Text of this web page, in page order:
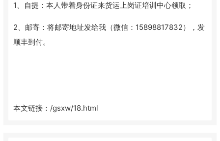
1、自提：本人带着身份证来货运上岗证培训中心领取；
2、邮寄：将邮寄地址发给我（微信：15898817832），发
顺丰到付。
本文链接： /gsxw/18.html